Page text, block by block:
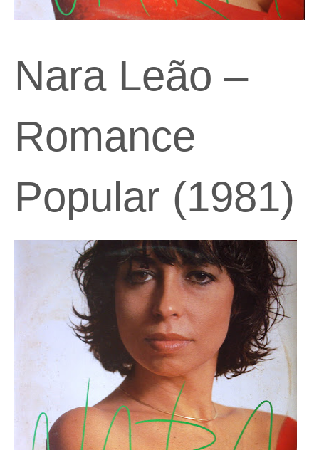
Nara Leão –
Romance
Popular (1981)